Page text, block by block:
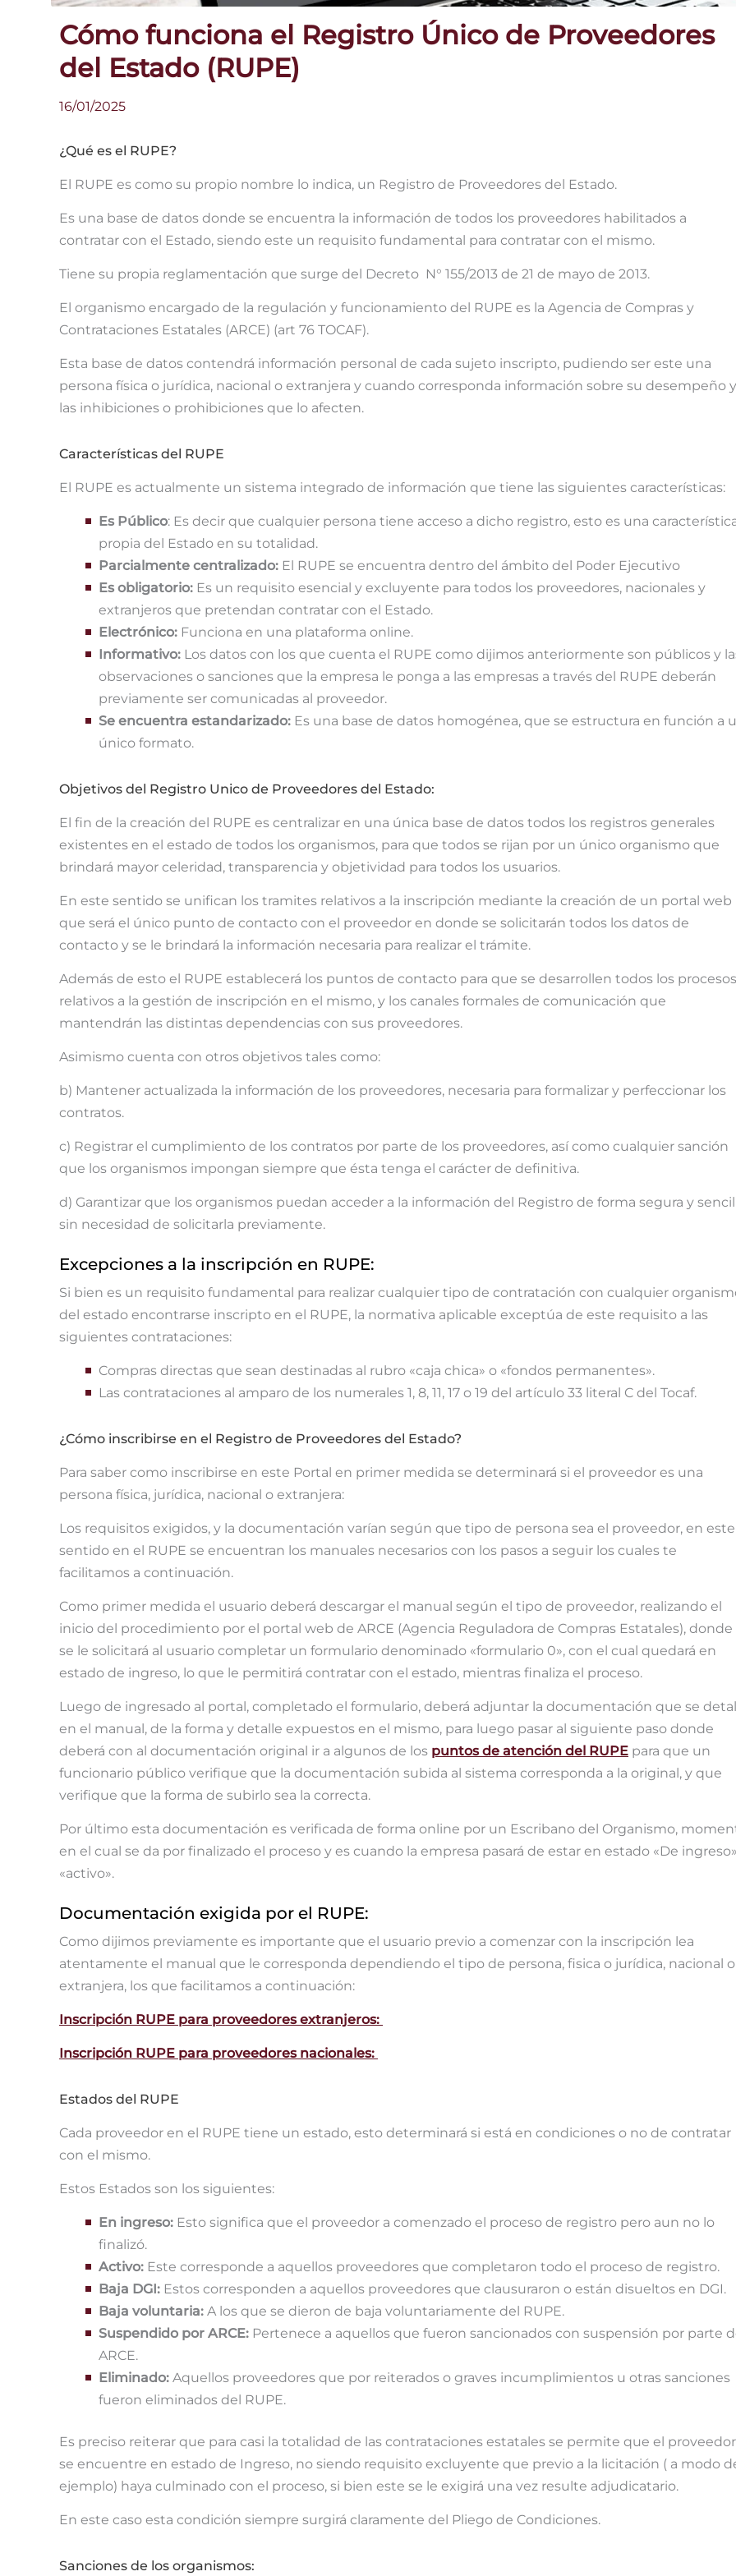
Cómo funciona el Registro Único de Proveedores
del Estado (RUPE)
16/01/2025
¿Qué es el RUPE?
El RUPE es como su propio nombre lo indica, un Registro de Proveedores del Estado.
Es una base de datos donde se encuentra la información de todos los proveedores habilitados a
contratar con el Estado, siendo este un requisito fundamental para contratar con el mismo.
Tiene su propia reglamentación que surge del Decreto N° 155/2013 de 21 de mayo de 2013.
El organismo encargado de la regulación y funcionamiento del RUPE es la Agencia de Compras y
Contrataciones Estatales (ARCE) (art 76 TOCAF).
Esta base de datos contendrá información personal de cada sujeto inscripto, pudiendo ser este una
persona física o jurídica, nacional o extranjera y cuando corresponda información sobre su desempeño y
las inhibiciones o prohibiciones que lo afecten.
Características del RUPE
El RUPE es actualmente un sistema integrado de información que tiene las siguientes características:
Es Público: Es decir que cualquier persona tiene acceso a dicho registro, esto es una
propia del Estado en su totalidad.
Parcialmente centralizado: El RUPE se encuentra dentro del ámbito del Poder Ejecutivo
Es obligatorio: Es un requisito esencial y excluyente para todos los proveedores, nacionales y
extranjeros que pretendan contratar con el Estado.
Electrónico: Funciona en una plataforma online.
Informativo: Los datos con los que cuenta el RUPE como dijimos anteriormente son públicos y
observaciones o sanciones que la empresa le ponga a las empresas a través del RUPE deberán
previamente ser comunicadas al proveedor.
Se encuentra estandarizado: Es una base de datos homogénea, que se estructura en función a
único formato.
Objetivos del Registro Unico de Proveedores del Estado:
El fin de la creación del RUPE es centralizar en una única base de datos todos los registros generales
existentes en el estado de todos los organismos, para que todos se rijan por un único organismo que
brindará mayor celeridad, transparencia y objetividad para todos los usuarios.
En este sentido se unifican los tramites relativos a la inscripción mediante la creación de un portal web
que será el único punto de contacto con el proveedor en donde se solicitarán todos los datos de
contacto y se le brindará la información necesaria para realizar el trámite.
Además de esto el RUPE establecerá los puntos de contacto para que se desarrollen todos los procesos
relativos a la gestión de inscripción en el mismo, y los canales formales de comunicación que
mantendrán las distintas dependencias con sus proveedores.
Asimismo cuenta con otros objetivos tales como:
b) Mantener actualizada la información de los proveedores, necesaria para formalizar y perfeccionar los
contratos.
c) Registrar el cumplimiento de los contratos por parte de los proveedores, así como cualquier sanción
que los organismos impongan siempre que ésta tenga el carácter de definitiva.
d) Garantizar que los organismos puedan acceder a la información del Registro de forma segura y
sin necesidad de solicitarla previamente.
Excepciones a la inscripción en RUPE:
Si bien es un requisito fundamental para realizar cualquier tipo de contratación con cualquier
del estado encontrarse inscripto en el RUPE, la normativa aplicable exceptúa de este requisito a las
siguientes contrataciones:
Compras directas que sean destinadas al rubro «caja chica» o «fondos permanentes».
Las contrataciones al amparo de los numerales 1, 8, 11, 17 o 19 del artículo 33 literal C del Tocaf.
¿Cómo inscribirse en el Registro de Proveedores del Estado?
Para saber como inscribirse en este Portal en primer medida se determinará si el proveedor es una
persona física, jurídica, nacional o extranjera:
Los requisitos exigidos, y la documentación varían según que tipo de persona sea el proveedor, en este
sentido en el RUPE se encuentran los manuales necesarios con los pasos a seguir los cuales te
facilitamos a continuación.
Como primer medida el usuario deberá descargar el manual según el tipo de proveedor, realizando el
inicio del procedimiento por el portal web de ARCE (Agencia Reguladora de Compras Estatales), donde
se le solicitará al usuario completar un formulario denominado «formulario 0», con el cual quedará en
estado de ingreso, lo que le permitirá contratar con el estado, mientras finaliza el proceso.
Luego de ingresado al portal, completado el formulario, deberá adjuntar la documentación que se
en el manual, de la forma y detalle expuestos en el mismo, para luego pasar al siguiente paso donde
deberá con al documentación original ir a algunos de los puntos de atención del RUPE para que un
funcionario público verifique que la documentación subida al sistema corresponda a la original, y que
verifique que la forma de subirlo sea la correcta.
Por último esta documentación es verificada de forma online por un Escribano del Organismo,
en el cual se da por finalizado el proceso y es cuando la empresa pasará de estar en estado «De
«activo».
Documentación exigida por el RUPE:
Como dijimos previamente es importante que el usuario previo a comenzar con la inscripción lea
atentamente el manual que le corresponda dependiendo el tipo de persona, fisica o jurídica, nacional o
extranjera, los que facilitamos a continuación:
Inscripción RUPE para proveedores extranjeros:
Inscripción RUPE para proveedores nacionales:
Estados del RUPE
Cada proveedor en el RUPE tiene un estado, esto determinará si está en condiciones o no de contratar
con el mismo.
Estos Estados son los siguientes:
En ingreso: Esto significa que el proveedor a comenzado el proceso de registro pero aun no lo
finalizó.
Activo: Este corresponde a aquellos proveedores que completaron todo el proceso de registro.
Baja DGI: Estos corresponden a aquellos proveedores que clausuraron o están disueltos en DGI.
Baja voluntaria: A los que se dieron de baja voluntariamente del RUPE.
Suspendido por ARCE: Pertenece a aquellos que fueron sancionados con suspensión por parte
ARCE.
Eliminado: Aquellos proveedores que por reiterados o graves incumplimientos u otras sanciones
fueron eliminados del RUPE.
Es preciso reiterar que para casi la totalidad de las contrataciones estatales se permite que el proveedor
se encuentre en estado de Ingreso, no siendo requisito excluyente que previo a la licitación ( a modo
ejemplo) haya culminado con el proceso, si bien este se le exigirá una vez resulte adjudicatario.
En este caso esta condición siempre surgirá claramente del Pliego de Condiciones.
Sanciones de los organismos: